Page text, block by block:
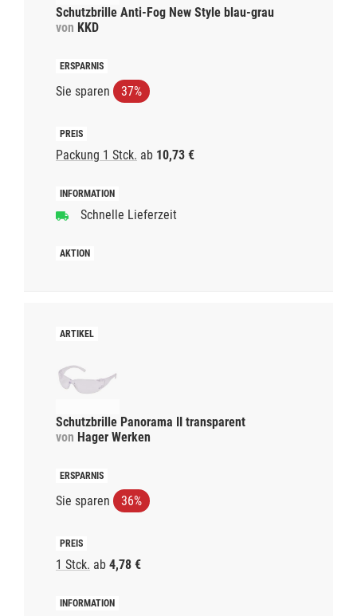
Schutzbrille Anti-Fog New Style blau-grau
von KKD
Sie sparen 37%
Packung 1 Stck. ab 10,73 €
Schnelle Lieferzeit
Schutzbrille Panorama II transparent
von Hager Werken
Sie sparen 36%
1 Stck. ab 4,78 €